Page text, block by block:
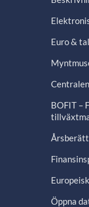
Euro &
BOFIT –
Öppna